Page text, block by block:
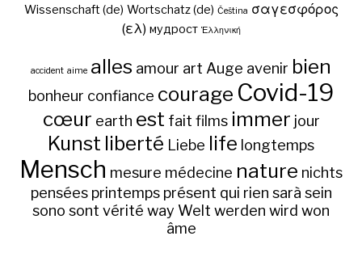
Wissenschaft (de) Wortschatz (de) Čeština σαγεσφόρος
(ελ) мудрост Ἑλληνική
accident aime alles amour art Auge avenir bien
bonheur confiance courage Covid-19
cœur earth est fait films immer jour
Kunst liberté Liebe life longtemps
Mensch mesure médecine nature nichts
pensées printemps présent qui rien sarà sein
sono sont vérité way Welt werden wird won
âme